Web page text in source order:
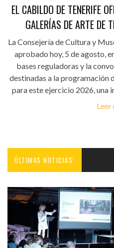
EL CABILDO DE TENERIFE
GALERÍAS DE ARTE DE
La Consejería de Cultura y
aprobado hoy, 5 de agosto,
bases reguladoras y la
destinadas a la programación
para este ejercicio 2026, una
Leer
ÚLTIMAS NOTICIAS'